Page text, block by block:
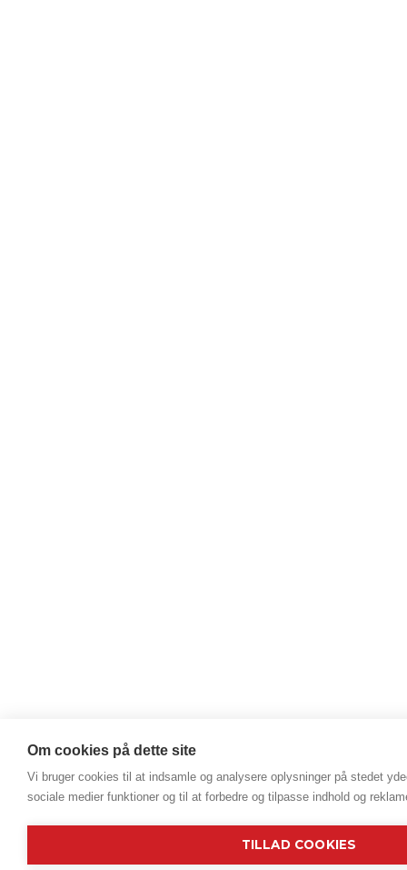
Om cookies på dette site
Vi bruger cookies til at indsamle og analysere oplysninger på stedet
sociale medier funktioner og til at forbedre og tilpasse indhold og
TILLAD COOKIES